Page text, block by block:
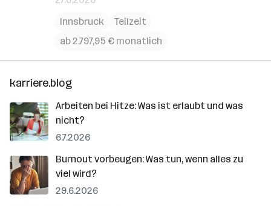
Innsbruck
Teilzeit
ab 2.797,95 € monatlich
karriere.blog
Arbeiten bei Hitze: Was ist erlaubt und was
nicht?
6.7.2026
Burnout vorbeugen: Was tun, wenn alles zu
viel wird?
29.6.2026